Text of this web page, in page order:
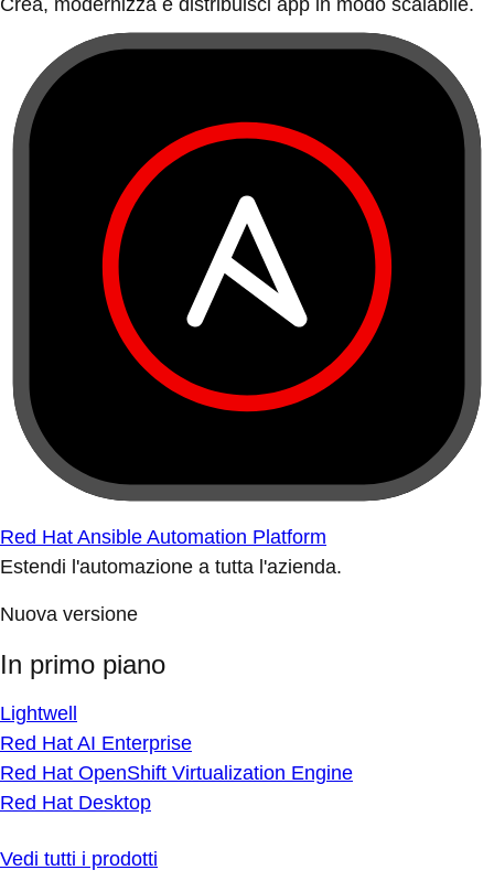
Crea, modernizza e distribuisci app in modo scalabile.
Red Hat Ansible Automation Platform
Estendi l'automazione a tutta l'azienda.
Nuova versione
In primo piano
Lightwell
Red Hat AI Enterprise
Red Hat OpenShift Virtualization Engine
Red Hat Desktop
Vedi tutti i prodotti